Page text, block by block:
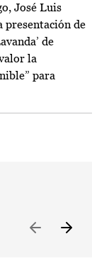
José Luis
presentación de
de
la
para